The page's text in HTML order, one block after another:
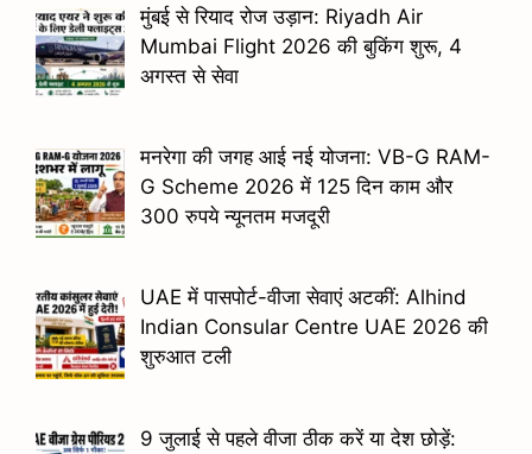
मुंबई से रियाद रोज उड़ान: Riyadh Air
Mumbai Flight 2026 की बुकिंग शुरू, 4
अगस्त से सेवा
मनरेगा की जगह आई नई योजना: VB-G RAM-
G Scheme 2026 में 125 दिन काम और
300 रुपये न्यूनतम मजदूरी
UAE में पासपोर्ट-वीजा सेवाएं अटकीं: Alhind
Indian Consular Centre UAE 2026 की
शुरुआत टली
9 जुलाई से पहले वीजा ठीक करें या देश छोड़ें: